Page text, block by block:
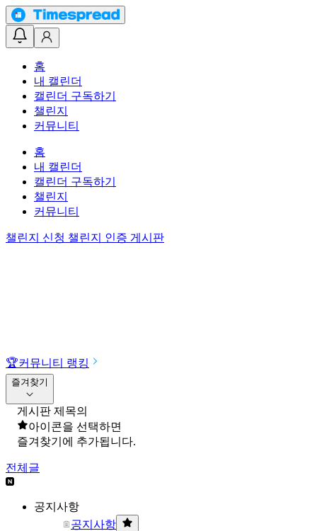
홈
내 캘린더
캘린더 구독하기
챌린지
커뮤니티
홈
내 캘린더
캘린더 구독하기
챌린지
커뮤니티
챌린지 신청 챌린지 인증 게시판
🏆커뮤니티 랭킹
즐겨찾기
게시판 제목의
아이콘을 선택하면
즐겨찾기에 추가됩니다.
전체글
공지사항
공지사항